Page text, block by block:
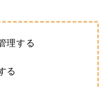
理する
る